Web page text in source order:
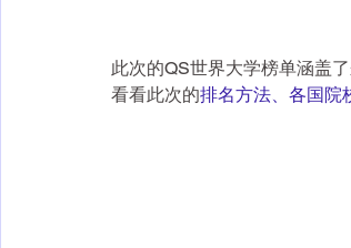
此次的QS世界大学榜单涵盖
看看此次的排名方法、各国院